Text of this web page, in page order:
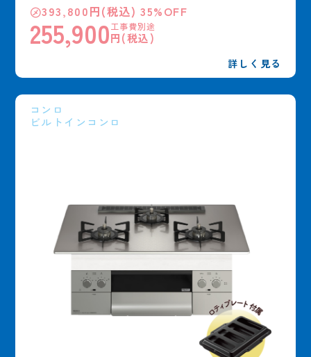
㋱393,800円(税込) 35%OFF
255,900工事費別途
円(税込)
詳しく見る
コンロ
ビルトインコンロ